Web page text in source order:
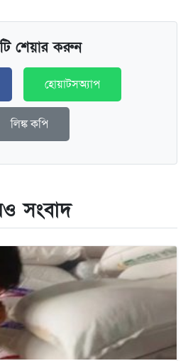
শেয়ার করুন
হোয়াটসঅ্যাপ
লিঙ্ক কপি
সংবাদ